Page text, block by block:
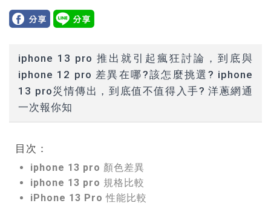
iphone 13 pro 推出就引起瘋狂討論，到底與
iphone 12 pro 差異在哪?該怎麼挑選? iphone
13 pro災情傳出，到底值不值得入手? 洋蔥網通
一次報你知
目次：
iphone 13 pro 顏色差異
iphone 13 pro 規格比較
iPhone 13 Pro 性能比較